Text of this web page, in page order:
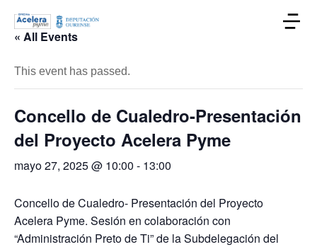
« All Events
This event has passed.
Concello de Cualedro-Presentación
del Proyecto Acelera Pyme
mayo 27, 2025 @ 10:00 - 13:00
Concello de Cualedro- Presentación del Proyecto
Acelera Pyme. Sesión en colaboración con
“Administración Preto de Ti” de la Subdelegación del